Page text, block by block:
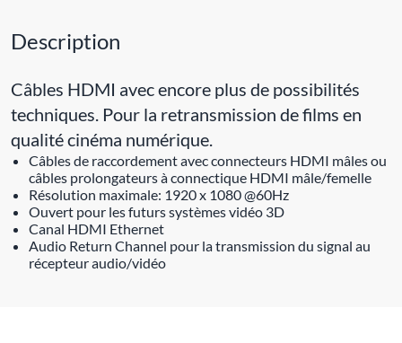
Description
Câbles HDMI avec encore plus de possibilités
techniques. Pour la retransmission de films en
qualité cinéma numérique.
Câbles de raccordement avec connecteurs HDMI mâles ou
câbles prolongateurs à connectique HDMI mâle/femelle
Résolution maximale: 1920 x 1080 @60Hz
Ouvert pour les futurs systèmes vidéo 3D
Canal HDMI Ethernet
Audio Return Channel pour la transmission du signal au
récepteur audio/vidéo